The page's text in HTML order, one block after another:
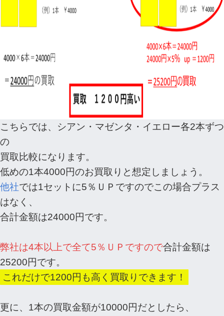
こちらでは、シアン・マゼンタ・イエロー各2本ずつ
の
買取比較になります。
低めの1本4000円のお買取りと想定しましょう。
他社では1セットに5％ＵＰですのでこの場合プラス
はなく、
合計金額は24000円です。
弊社は4本以上で全て5％ＵＰですので合計金額は
25200円です。
これだけで1200円も高く買取りできます！
更に、1本の買取金額が10000円だとしたら、